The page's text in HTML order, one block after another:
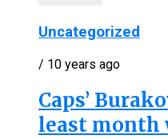
Uncategorized
/ 10 years ago
Caps’
least month